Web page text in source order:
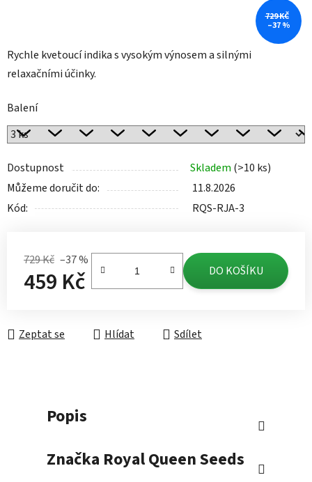
Rychle kvetoucí indika s vysokým výnosem a silnými
relaxačními účinky.
Balení
Dostupnost Skladem (>10 ks)
Můžeme doručit do:
11.8.2026
Kód:
RQS-RJA-3
729 Kč –37 %
459 Kč DO KOŠÍKU
Zeptat se Hlídat Sdílet
729 KČ
–37 %
Popis
Značka Royal Queen Seeds